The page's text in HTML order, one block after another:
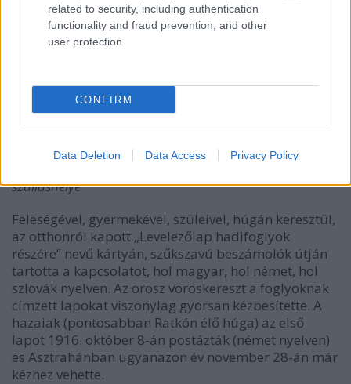
related to security, including authentication
functionality and fraud prevention, and other
user protection.
CONFIRM
Data Deletion Data Access Privacy Policy
szálláshelye
Feleségével, gyermekével, szüleivel, húgán keresztül,
az otthonról kapott „Levelezőlap hadifoglyok
részére” nevű kártyán, szűkszavú beszámolók útján
tartotta a kapcsolatot, hol magyar, hol német, hol
szlovák nyelven. Az orosz vöröskereszt a foglyoknak
címzett lapokat viszonylag gyorsan kézbesítette. A
hazaiak (pontosabban Ratkón élő húga) az első
lapot 1916. október 8-án postázták (német nyelven)
és Asztrahánban ugyanazon év november 28-án már
kézhez vehette.